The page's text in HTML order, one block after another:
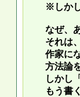
※しかし
なぜ、あ
それは、
作家にな
方法論を
しかし「
もう書く